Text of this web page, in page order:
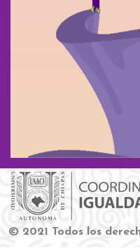
© 2021 Todos los